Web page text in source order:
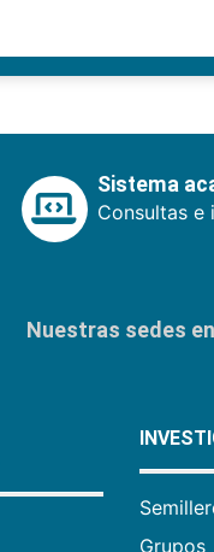
Sistema
Consultas e
Nuestras sedes
Grupos